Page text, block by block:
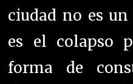
ciudad no es
es el colapso
forma de